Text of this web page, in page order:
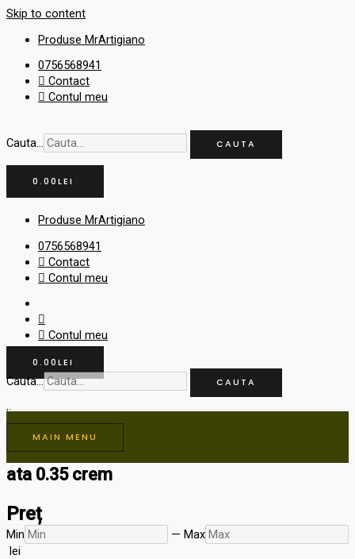
Skip to content
Produse MrArtigiano
0756568941
Contact
Contul meu
Cauta... CAUTA
0.00 LEI
Produse MrArtigiano
0756568941
Contact
Contul meu
Contul meu
0.00 LEI
Cauta... CAUTA
MAIN MENU
ata 0.35 crem
Preț
Min — Max
lei